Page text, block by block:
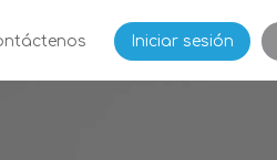
Iniciar sesión